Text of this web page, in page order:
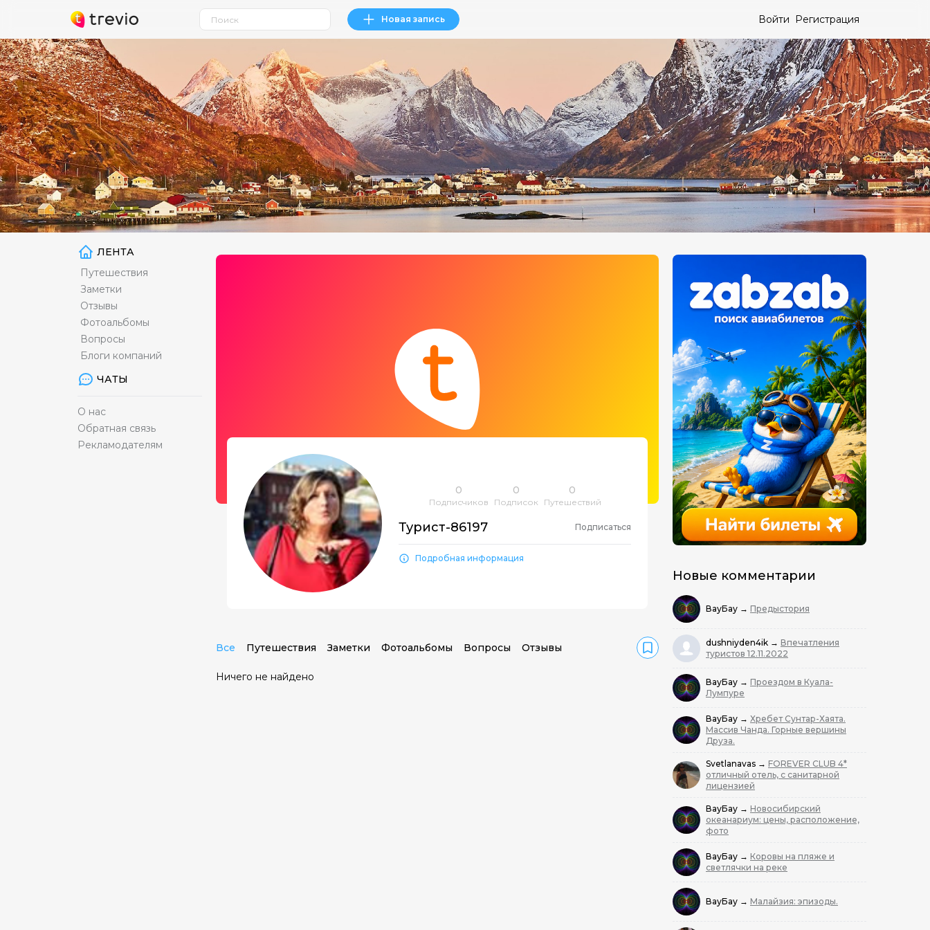
Новая запись Войти Регистрация
ЛЕНТА
Путешествия
Заметки
Отзывы
Фотоальбомы
Вопросы
Блоги компаний
ЧАТЫ
О нас
Обратная связь
Рекламодателям
Новые комментарии
ВауБау → Предыстория
dushniyden4ik → Впечатления
туристов 12.11.2022
ВауБау → Проездом в Куала-
Лумпуре
ВауБау → Хребет Сунтар-Хаята.
Массив Чанда. Горные вершины
Друза.
Svetlanavas → FOREVER CLUB 4*
отличный отель, с санитарной
лицензией
ВауБау → Новосибирский
океанариум: цены, расположение,
фото
ВауБау → Коровы на пляже и
светлячки на реке
ВауБау → Малайзия: эпизоды.
0
Подписчиков
0
Подписок
0
Путешествий
Турист-86197 Подписаться
Подробная информация
Все Путешествия Заметки Фотоальбомы Вопросы Отзывы
Ничего не найдено